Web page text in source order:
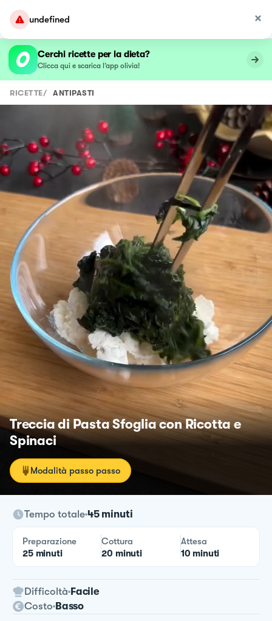
undefined
Cerchi ricette per la dieta?
Clicca qui e scarica l’app olivia!
RICETTE/ ANTIPASTI
Treccia di Pasta Sfoglia con Ricotta e
Spinaci
Modalità passo passo
Tempo totale 45 minuti
Preparazione
25 minuti
Cottura
20 minuti
Attesa
10 minuti
Difficoltà Facile
Costo Basso